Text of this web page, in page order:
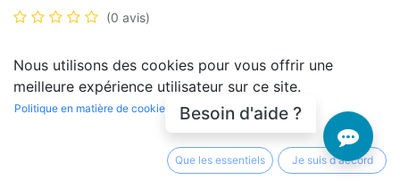
(0 avis)
ouverts ou fermés libres de potentiel pour un message
d'états techniques (par exemple, une commande de
porte ou de ventilation) ou pour l'activation d'une
alarme (par exemple, une alarme de sprinkleur) 4
entrées pour contacts de détecteur libres de potentiel.
Nous utilisons des cookies pour vous offrir une
meilleure expérience utilisateur sur ce site.
Politique en matière de cookies
Que les essentiels Je suis d'accord
Besoin d'aide ?